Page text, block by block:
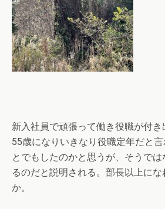
新入社員で頑張って働き役職が付
55歳になりいきなり役職定年だと
とでもしたのかと思うが、そうで
るのだと説明される。部長以上に
か。